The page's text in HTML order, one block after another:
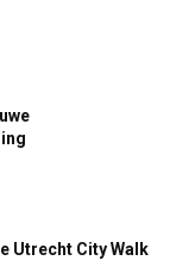
Utrecht City Walk